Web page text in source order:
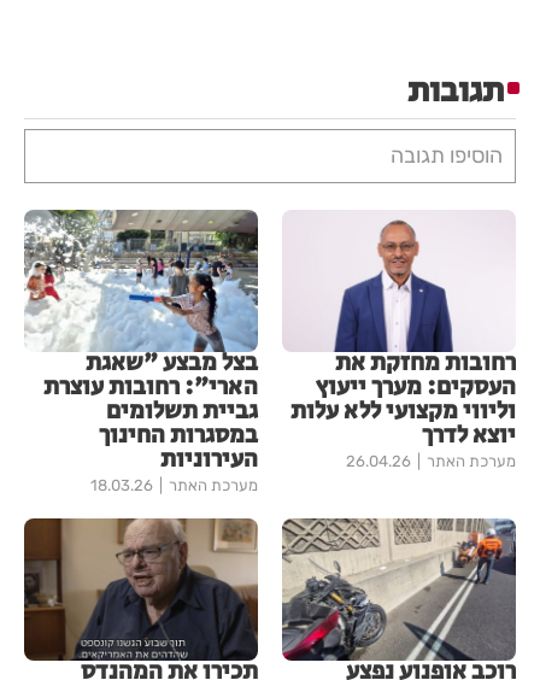
תגובות
הוסיפו תגובה
רחובות מחזקת את
העסקים: מערך ייעוץ
וליווי מקצועי ללא עלות
יוצא לדרך
מערכת האתר 26.04.26
בצל מבצע "שאגת
הארי": רחובות עוצרת
גביית תשלומים
במסגרות החינוך
העירוניות
מערכת האתר 18.03.26
רוכב אופנוע נפצע תכירו את המהנדס